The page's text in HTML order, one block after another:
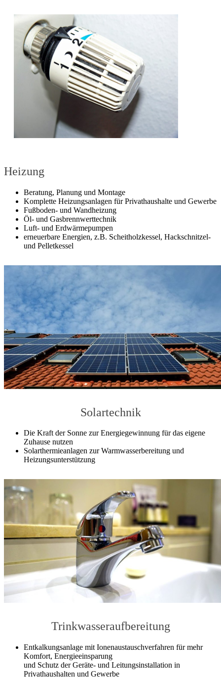
Heizung
Beratung, Planung und Montage
Komplette Heizungsanlagen für Privathaushalte und Gewerbe
Fußboden- und Wandheizung
Öl- und Gasbrennwerttechnik
Luft- und Erdwärmepumpen
erneuerbare Energien, z.B. Scheitholzkessel, Hackschnitzel-
und Pelletkessel
Solartechnik
Die Kraft der Sonne zur Energiegewinnung für das eigene
Zuhause nutzen
Solarthermieanlagen zur Warmwasserbereitung und
Heizungsunterstützung
Trinkwasseraufbereitung
Entkalkungsanlage mit Ionenaustauschverfahren für mehr
Komfort, Energieeinsparung
und Schutz der Geräte- und Leitungsinstallation in
Privathaushalten und Gewerbe